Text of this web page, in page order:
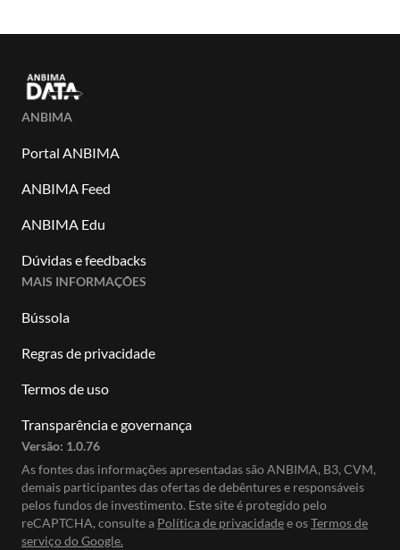
ANBIMA
Portal ANBIMA
ANBIMA Feed
ANBIMA Edu
Dúvidas e feedbacks
MAIS INFORMAÇÕES
Bússola
Regras de privacidade
Termos de uso
Transparência e governança
Versão: 1.0.76
As fontes das informações apresentadas são ANBIMA, B3, CVM,
demais participantes das ofertas de debêntures e responsáveis
pelos fundos de investimento. Este site é protegido pelo
reCAPTCHA, consulte a Política de privacidadee osTermos de
serviço do Google.